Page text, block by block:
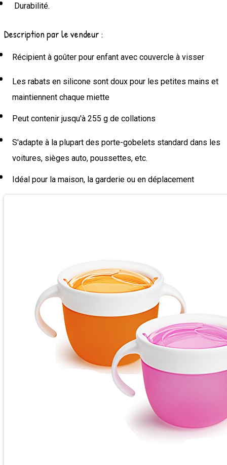
Durabilité.
Description par le vendeur :
Récipient à goûter pour enfant avec couvercle à visser
Les rabats en silicone sont doux pour les petites mains et
maintiennent chaque miette
Peut contenir jusqu'à 255 g de collations
S'adapte à la plupart des porte-gobelets standard dans les
voitures, sièges auto, poussettes, etc.
Idéal pour la maison, la garderie ou en déplacement